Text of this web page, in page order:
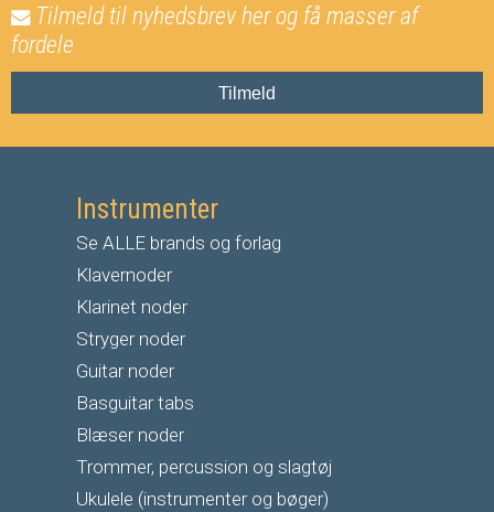
Tilmeld til nyhedsbrev her og få masser af
fordele
Tilmeld
Instrumenter
Se ALLE brands og forlag
Klavernoder
Klarinet noder
Stryger noder
Guitar noder
Basguitar tabs
Blæser noder
Trommer, percussion og slagtøj
Ukulele (instrumenter og bøger)